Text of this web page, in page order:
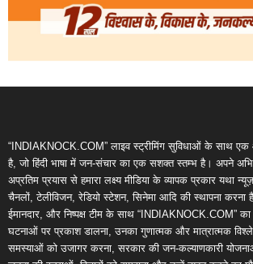
“INDIAKNOCK.COM” लाइव स्ट्रीमिंग सुविधाओं के साथ एक
है, जो हिंदी भाषा में जन-संचार का एक सशक्त स्तम्भ है। अपने
अप्रतिम प्रयास से हमारा लक्ष्य मीडिया के व्यापक प्रकार यथा
चैनलों, टेलीविजन, रेडियो स्टेशन, सिनेमा आदि की स्थापना करना
ईमानदार, और निष्पक्ष टीम के साथ “INDIAKNOCK.COM” का
घटनाओं पर प्रकाश डालना, उनका गुणात्मक और मात्रात्मक
समस्याओं को उजागर करना, सरकार की जन-कल्याणकारी